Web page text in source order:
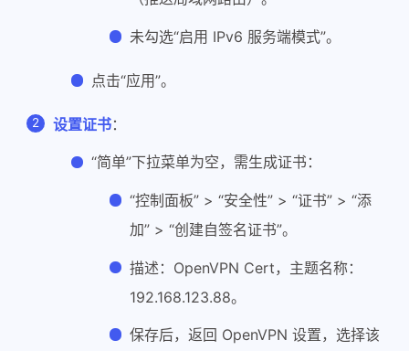
未勾选“启用 IPv6 服务端模式”。
点击“应用”。
设置证书：
“简单”下拉菜单为空，需生成证书：
“控制面板” > “安全性” > “证书” > “添
加” > “创建自签名证书”。
描述：OpenVPN Cert，主题名称：
192.168.123.88。
保存后，返回 OpenVPN 设置，选择该